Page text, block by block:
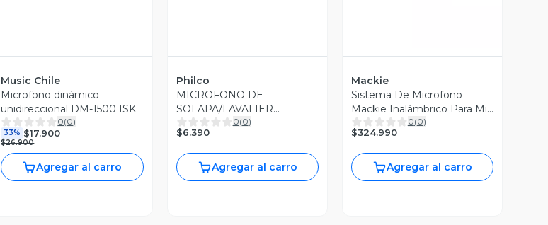
Music Chile
Microfono dinámico
unidireccional DM-1500 ISK
0(0)
33% $17.900
$26.900
Agregar al carro
Philco
MICROFONO DE
SOLAPA/LAVALIER
CONEXIÓN 3,5 Open box
0(0)
$6.390
Agregar al carro
Mackie
Sistema De Microfono
Mackie Inalámbrico Para Mic
Xlr EM-Wave XLR
0(0)
$324.990
Agregar al carro